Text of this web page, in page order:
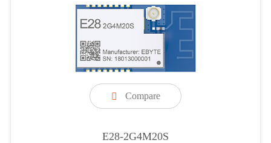
 Compare
E28-2G4M20S